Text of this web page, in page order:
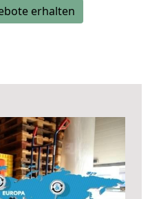
erhalten